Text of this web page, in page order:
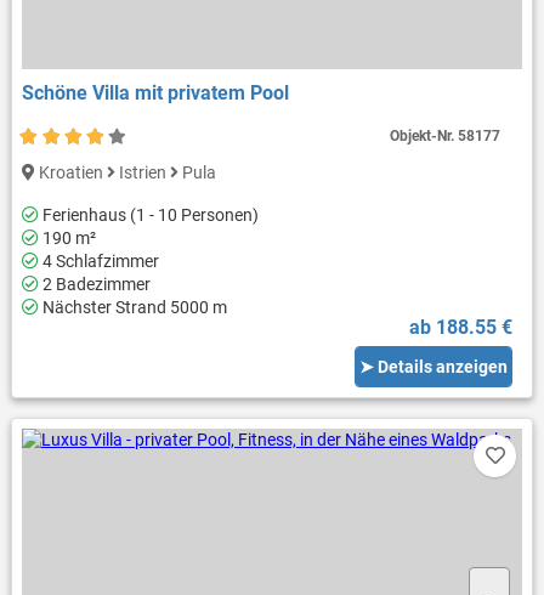
Schöne Villa mit privatem Pool
Kroatien Istrien Pula
Ferienhaus (1 - 10 Personen)
190 m²
4 Schlafzimmer
2 Badezimmer
Nächster Strand 5000 m
ab 188.55 €
➤ Details anzeigen
Objekt-Nr.58177